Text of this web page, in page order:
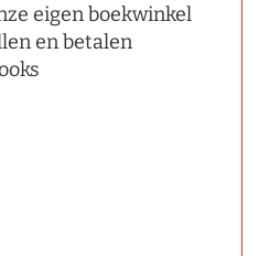
eigen boekwinkel
en betalen